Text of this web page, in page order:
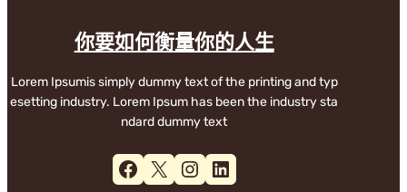
你要如何衡量你的人生
Lorem Ipsumis simply dummy text of the printing and typ
esetting industry. Lorem Ipsum has been the industry sta
ndard dummy text
Facebook X Instagram LinkedIn